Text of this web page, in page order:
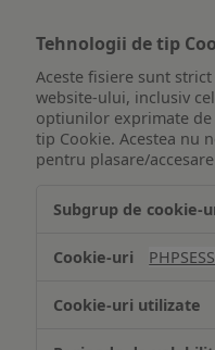
Tehnologii de tip
Aceste fisiere sunt
website-ului, inclusiv
optiunilor exprimate
tip Cookie. Acestea nu
pentru plasare/
de
Cookie
necesare